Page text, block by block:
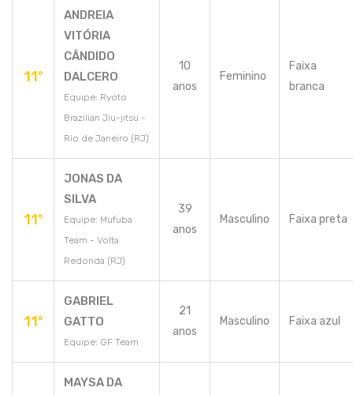
11º
ANDREIA
VITÓRIA
CÂNDIDO
DALCERO
Equipe: Ryoto
Brazilian Jiu-jitsu -
Rio de Janeiro (RJ)
10
anos
Feminino
Faixa
branca
11º
JONAS DA
SILVA
Equipe: Mufuba
Team - Volta
Redonda (RJ)
39
anos
Masculino Faixa preta
11º
GABRIEL
GATTO
Equipe: GF Team
21
anos
Masculino Faixa azul
MAYSA DA